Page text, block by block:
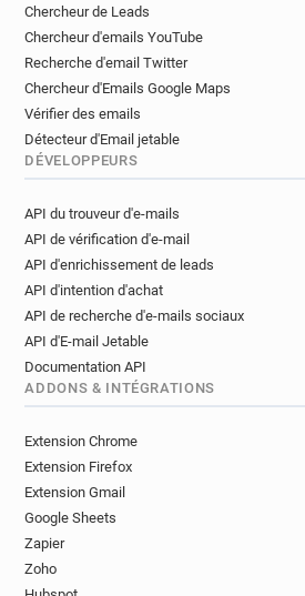
Chercheur de Leads
Chercheur d'emails YouTube
Recherche d'email Twitter
Chercheur d'Emails Google Maps
Vérifier des emails
Détecteur d'Email jetable
DÉVELOPPEURS
API du trouveur d'e-mails
API de vérification d'e-mail
API d'enrichissement de leads
API d'intention d'achat
API de recherche d'e-mails sociaux
API d'E-mail Jetable
Documentation API
ADDONS & INTÉGRATIONS
Extension Chrome
Extension Firefox
Extension Gmail
Google Sheets
Zapier
Zoho